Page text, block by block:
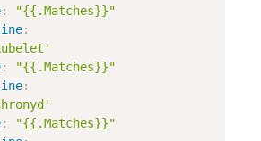
:
"{{.Matches}}"
:
:
"{{.Matches}}"
:
:
"{{.Matches}}"